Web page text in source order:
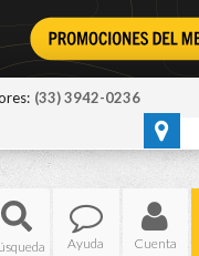
(33) 3942-0236
Ayuda
Cuenta